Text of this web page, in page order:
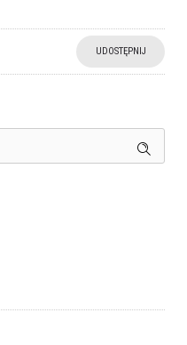
UDOSTĘPNIJ